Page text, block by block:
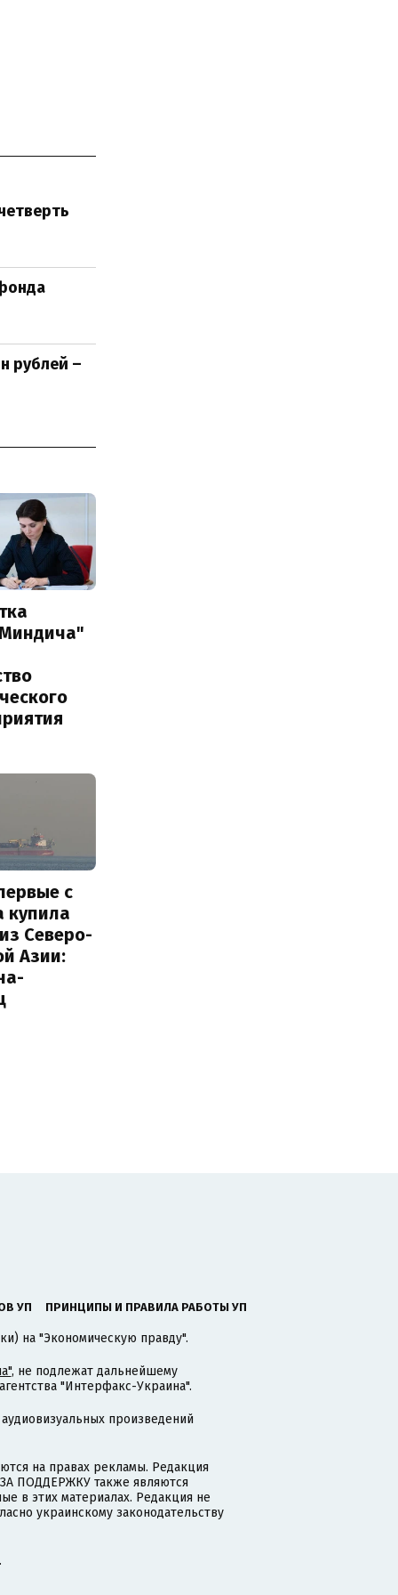
рублей –
с
купила
Северо-
Азии:
УП ПРИНЦИПЫ И ПРАВИЛА РАБОТЫ УП
на "Экономическую правду".
, не подлежат дальнейшему
"Интерфакс-Украина".
произведений
на правах рекламы. Редакция
ПОДДЕРЖКУ также являются
в этих материалах. Редакция не
украинскому законодательству